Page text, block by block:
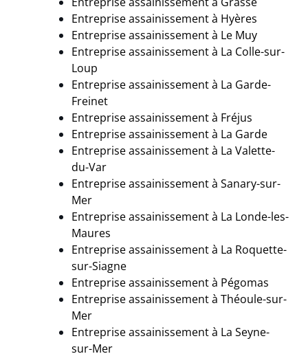
Entreprise assainissement à Hyères
Entreprise assainissement à Le Muy
Entreprise assainissement à La Colle-sur-
Loup
Entreprise assainissement à La Garde-
Freinet
Entreprise assainissement à Fréjus
Entreprise assainissement à La Garde
Entreprise assainissement à La Valette-
du-Var
Entreprise assainissement à Sanary-sur-
Mer
Entreprise assainissement à La Londe-les-
Maures
Entreprise assainissement à La Roquette-
sur-Siagne
Entreprise assainissement à Pégomas
Entreprise assainissement à Théoule-sur-
Mer
Entreprise assainissement à La Seyne-
sur-Mer